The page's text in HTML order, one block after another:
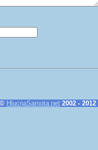
© HlucnaSamota.net 2002 - 2012